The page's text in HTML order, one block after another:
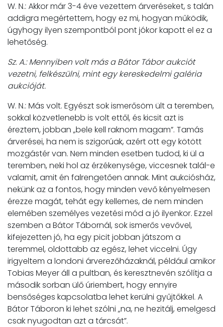
W. N.: Akkor már 3-4 éve vezettem árveréseket, s talán
addigra megértettem, hogy ez mi, hogyan működik,
úgyhogy ilyen szempontból pont jókor kapott el ez a
lehetőség.
Sz. A.: Mennyiben volt más a Bátor Tábor aukciót
vezetni, felkészülni, mint egy kereskedelmi galéria
aukcióját.
W. N.: Más volt. Egyészt sok ismerősöm ült a teremben,
sokkal közvetlenebb is volt ettől, és kicsit azt is
éreztem, jobban „bele kell raknom magam”. Tamás
árverései, ha nem is szigorúak, azért ott egy kötött
mozgástér van. Nem minden esetben tudod, ki ül a
teremben, neki hol az érzékenysége, viccesnek talál-e
valamit, amit én falrengetően annak. Mint aukciósház,
nekünk az a fontos, hogy minden vevő kényelmesen
érezze magát, tehát egy kellemes, de nem minden
elemében személyes vezetési mód a jó ilyenkor. Ezzel
szemben a Bátor Tábornál, sok ismerős vevővel,
kifejezetten jó, ha egy picit jobban játszom a
teremmel, oldottabb az egész, lehet viccelni. Úgy
irigyeltem a londoni árverezőházaknál, például amikor
Tobias Meyer áll a pultban, és keresztnevén szólítja a
második sorban ülő úriembert, hogy ennyire
bensőséges kapcsolatba lehet kerülni gyűjtőkkel. A
Bátor Táboron ki lehet szólni „na, ne hezitálj, emelgesd
csak nyugodtan azt a tárcsát”.